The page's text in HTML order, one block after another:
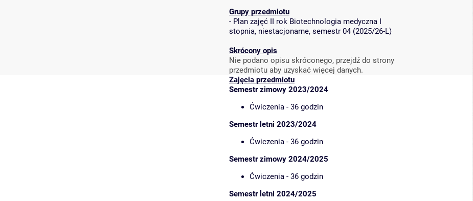
Grupy przedmiotu
- Plan zajęć II rok Biotechnologia medyczna I
stopnia, niestacjonarne, semestr 04 (2025/26-L)
Skrócony opis
Nie podano opisu skróconego, przejdź do strony
przedmiotu aby uzyskać więcej danych.
Zajęcia przedmiotu
Semestr zimowy 2023/2024
Ćwiczenia - 36 godzin
Semestr letni 2023/2024
Ćwiczenia - 36 godzin
Semestr zimowy 2024/2025
Ćwiczenia - 36 godzin
Semestr letni 2024/2025